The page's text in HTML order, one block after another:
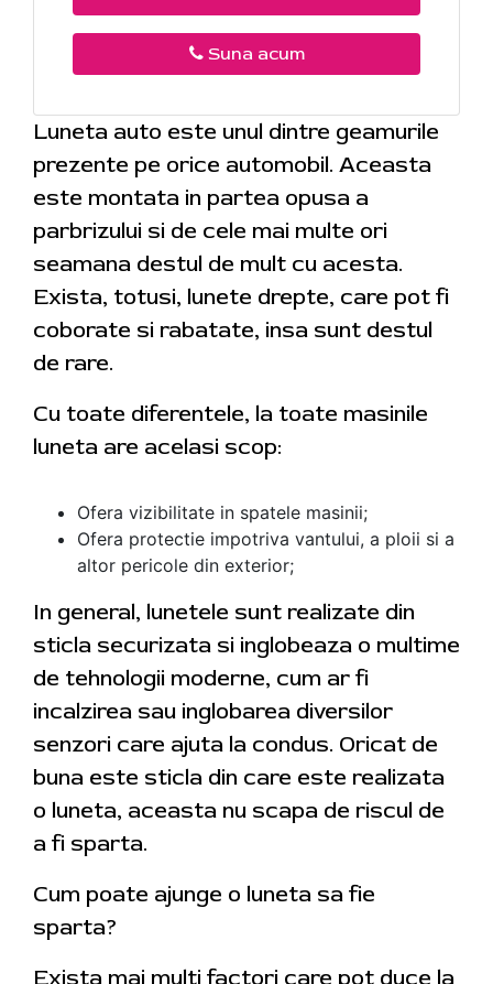
Suna acum
Luneta auto este unul dintre geamurile
prezente pe orice automobil. Aceasta
este montata in partea opusa a
parbrizului si de cele mai multe ori
seamana destul de mult cu acesta.
Exista, totusi, lunete drepte, care pot fi
coborate si rabatate, insa sunt destul
de rare.
Cu toate diferentele, la toate masinile
luneta are acelasi scop:
Ofera vizibilitate in spatele masinii;
Ofera protectie impotriva vantului, a ploii si a
altor pericole din exterior;
In general, lunetele sunt realizate din
sticla securizata si inglobeaza o multime
de tehnologii moderne, cum ar fi
incalzirea sau inglobarea diversilor
senzori care ajuta la condus. Oricat de
buna este sticla din care este realizata
o luneta, aceasta nu scapa de riscul de
a fi sparta.
Cum poate ajunge o luneta sa fie
sparta?
Exista mai multi factori care pot duce la